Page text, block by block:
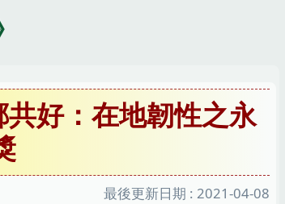
共好：在地韌性之永
最後更新日期 : 2021-04-08